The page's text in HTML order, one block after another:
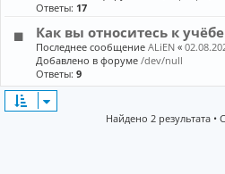
и
Ответы: 17
Как вы относитесь к
Последнее сообщениеALiEN «
Добавлено в форуме/dev/null
Ответы:9
Найдено 2 результата •